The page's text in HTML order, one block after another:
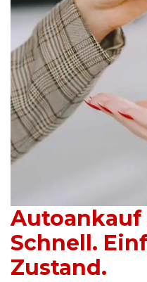
Autoankauf
Schnell.
Zustand.